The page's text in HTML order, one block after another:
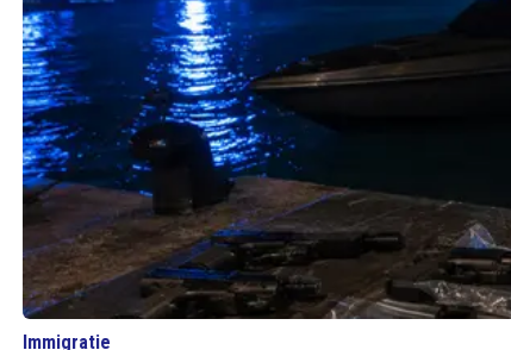
Immigratie